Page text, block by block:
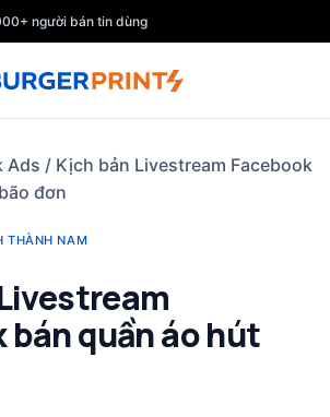
người bán tin dùng
Ads / Kịch bản Livestream Facebook
đơn
THÀNH NAM
bán quần áo hút